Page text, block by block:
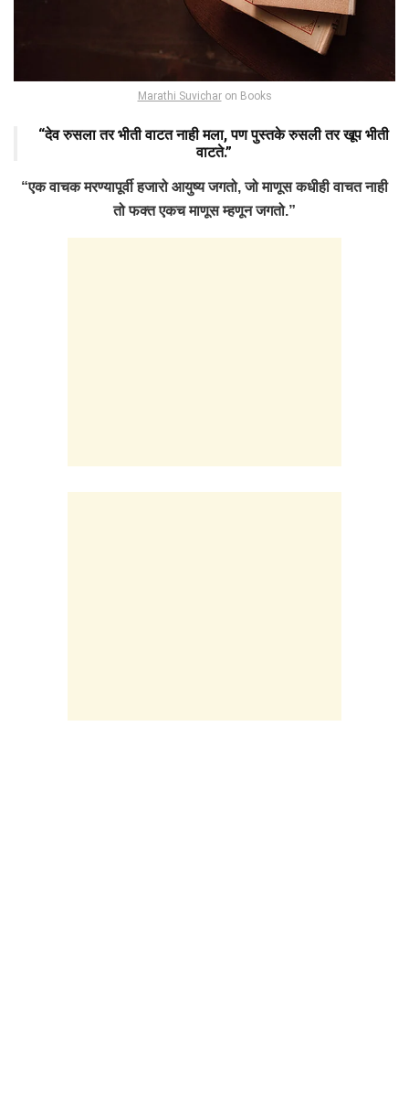
Marathi Suvicharon Books
“देव रुसला तर भीती वाटत नाही मला, पण पुस्तके रुसली तर खूप भीती
वाटते.”
“एक वाचक मरण्यापूर्वी हजारो आयुष्य जगतो, जो माणूस कधीही वाचत नाही
तो फक्त एकच माणूस म्हणून जगतो.”